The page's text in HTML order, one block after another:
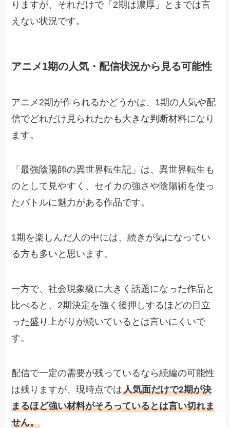
りますが、それだけで「2期は濃厚」とまでは言
えない状況です。
アニメ1期の人気・配信状況から見る可能性
アニメ2期が作られるかどうかは、1期の人気や配
信でどれだけ見られたかも大きな判断材料になり
ます。
「最強陰陽師の異世界転生記」は、異世界転生も
のとして見やすく、セイカの強さや陰陽術を使っ
たバトルに魅力がある作品です。
1期を楽しんだ人の中には、続きが気になってい
る方も多いと思います。
一方で、社会現象級に大きく話題になった作品と
比べると、2期決定を強く後押しするほどの目立
った盛り上がりが続いているとは言いにくいで
す。
配信で一定の需要が残っているなら続編の可能性
は残りますが、現時点では人気面だけで2期が決
まるほど強い材料がそろっているとは言い切れま
せん。